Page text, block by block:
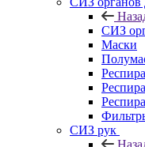
СИЗ
Маски
СИЗ рук